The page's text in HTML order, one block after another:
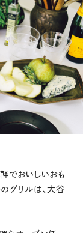
でおいしいおも
グリルは、大谷